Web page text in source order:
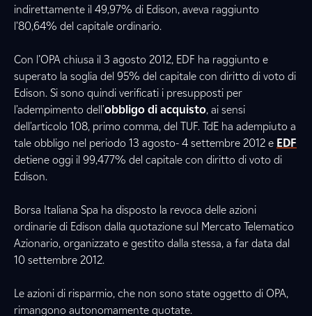
indirettamente il 49,97% di Edison, aveva raggiunto
l’80,64% del capitale ordinario.
Con l’OPA chiusa il 3 agosto 2012, EDF ha raggiunto e
superato la soglia del 95% del capitale con diritto di voto di
Edison. Si sono quindi verificati i presupposti per
l'adempimento dell'obbligo di acquisto, ai sensi
dell'articolo 108, primo comma, del TUF. TdE ha adempiuto a
tale obbligo nel periodo 13 agosto- 4 settembre 2012 e EDF
detiene oggi il 99,477% del capitale con diritto di voto di
Edison.
Borsa Italiana Spa ha disposto la revoca delle azioni
ordinarie di Edison dalla quotazione sul Mercato Telematico
Azionario, organizzato e gestito dalla stessa, a far data dal
10 settembre 2012.
Le azioni di risparmio, che non sono state oggetto di OPA,
rimangono autonomamente quotate.